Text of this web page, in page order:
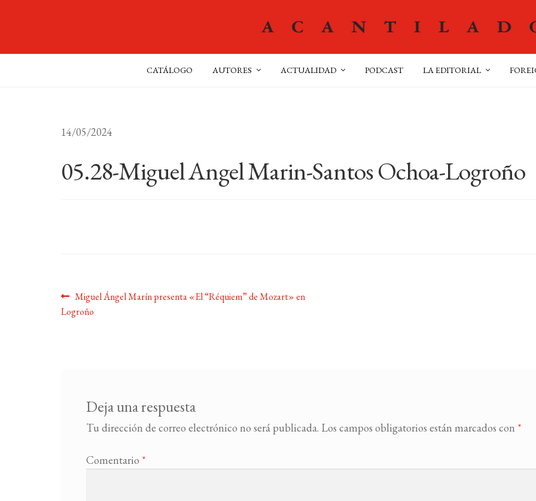
CATÁLOGO AUTORES ACTUALIDAD PODCAST LA EDITORIAL
14/05/2024
05.28-Miguel Angel Marin-Santos Ochoa-Logroño
Navegación
de
Anterior:
Miguel Ángel Marín presenta «El “Réquiem” de Mozart» en
Logroño
Deja una respuesta
Tu dirección de correo electrónico no será publicada. Los campos obligatorios están marcados con *
Comentario *